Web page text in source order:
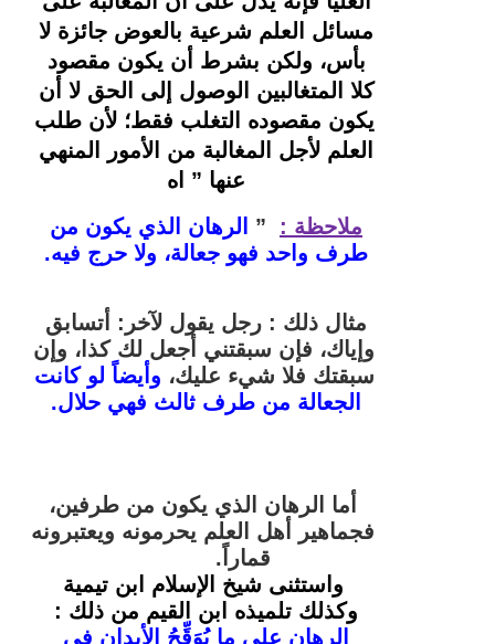
مسائل العلم شرعية بالعوض جائزة لا
عنها ” اه
ملاحظة : ”
مثال ذلك :
سبقتك فلا شيء عليك،
قماراً.
وكذلك تلميذه ابن القيم من ذلك :